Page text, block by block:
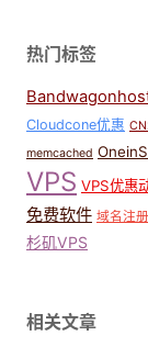
热门标签
Cloudcone优惠
memcached
VPS VPS优惠
免费软件 域名注册
杉矶VPS
相关文章